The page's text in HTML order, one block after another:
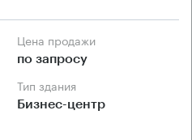
Цена продажи
по запросу
Тип здания
Бизнес-центр